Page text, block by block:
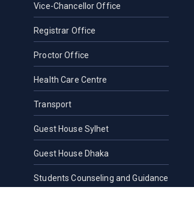
Vice-Chancellor Office
Registrar Office
Proctor Office
Health Care Centre
Transport
Guest House Sylhet
Guest House Dhaka
Students Counseling and Guidance